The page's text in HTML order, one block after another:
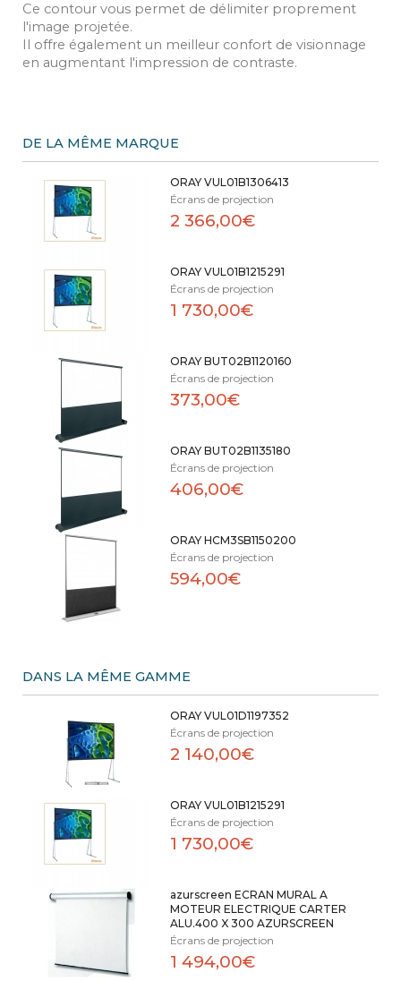
Ce contour vous permet de délimiter proprement
l'image projetée.
Il offre également un meilleur confort de visionnage
en augmentant l'impression de contraste.
DE LA MÊME MARQUE
ORAY VUL01B1306413
Écrans de projection
2 366,00€
ORAY VUL01B1215291
Écrans de projection
1 730,00€
ORAY BUT02B1120160
Écrans de projection
373,00€
ORAY BUT02B1135180
Écrans de projection
406,00€
ORAY HCM3SB1150200
Écrans de projection
594,00€
DANS LA MÊME GAMME
ORAY VUL01D1197352
Écrans de projection
2 140,00€
ORAY VUL01B1215291
Écrans de projection
1 730,00€
azurscreen ECRAN MURAL A
MOTEUR ELECTRIQUE CARTER
ALU.400 X 300 AZURSCREEN
Écrans de projection
1 494,00€